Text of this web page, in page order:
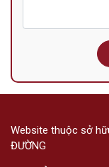
Website thuộc sở
ĐƯỜNG